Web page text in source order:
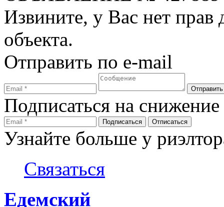
Извините, у Вас нет прав
объекта.
Отправить по e-mail
Подписаться на
Узнайте больше у
Связаться
Едемский